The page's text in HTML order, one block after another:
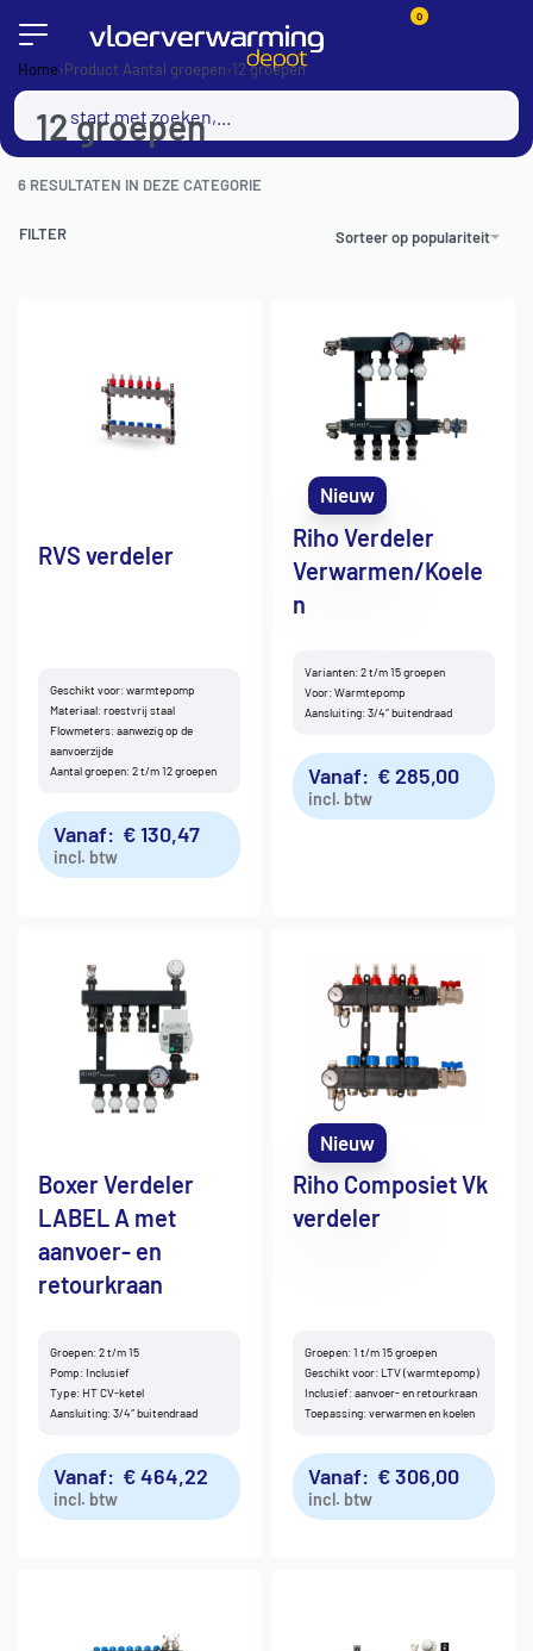
0
Home›Product Aantal groepen›12 groepen
12 groepen
6 RESULTATEN IN DEZE CATEGORIE
Sorteer op populariteit
FILTER
RVS verdeler
Geschikt voor: warmtepomp
Materiaal: roestvrij staal
Flowmeters: aanwezig op de
aanvoerzijde
Aantal groepen: 2 t/m 12 groepen
Vanaf: €130,47
incl. btw
Nieuw
Riho Verdeler
Verwarmen/Koele
n
Varianten: 2 t/m 15 groepen
Voor: Warmtepomp
Aansluiting: 3/4″ buitendraad
Vanaf: €285,00
incl. btw
Boxer Verdeler
LABEL A met
aanvoer- en
retourkraan
Groepen: 2 t/m 15
Pomp: Inclusief
Type: HT CV-ketel
Aansluiting: 3/4″ buitendraad
Vanaf: €464,22
incl. btw
Nieuw
Riho Composiet Vk
verdeler
Groepen: 1 t/m 15 groepen
Geschikt voor: LTV (warmtepomp)
Inclusief: aanvoer- en retourkraan
Toepassing: verwarmen en koelen
Vanaf: €306,00
incl. btw